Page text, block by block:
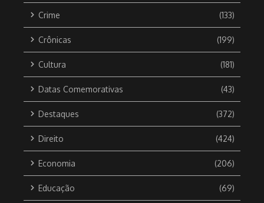
Crime (133)
Crônicas (199)
Cultura (181)
Datas Comemorativas (43)
Destaques (372)
Direito (424)
Economia (206)
Educação (69)